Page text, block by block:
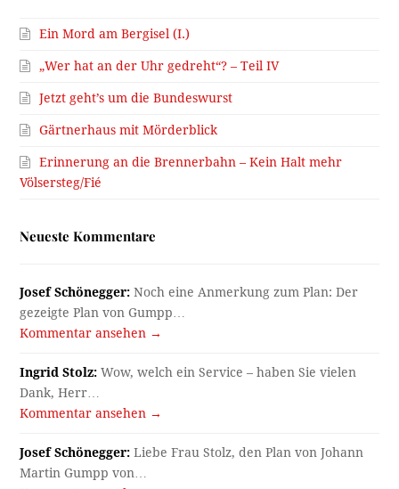
Ein Mord am Bergisel (I.)
„Wer hat an der Uhr gedreht“? – Teil IV
Jetzt geht’s um die Bundeswurst
Gärtnerhaus mit Mörderblick
Erinnerung an die Brennerbahn – Kein Halt mehr
Völsersteg/Fié
Neueste Kommentare
Josef Schönegger: Noch eine Anmerkung zum Plan: Der
gezeigte Plan von Gumpp…
Kommentar ansehen →
Ingrid Stolz: Wow, welch ein Service – haben Sie vielen
Dank, Herr…
Kommentar ansehen →
Josef Schönegger: Liebe Frau Stolz, den Plan von Johann
Martin Gumpp von…